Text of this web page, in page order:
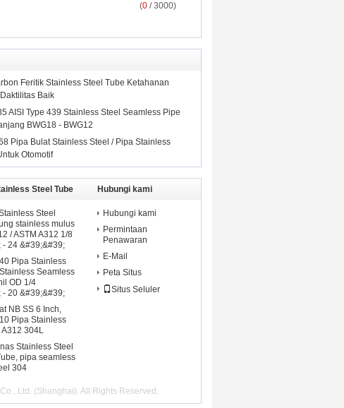
(0 / 3000)
Feritik Stainless Steel Tube Ketahanan
Baik
AISI Type 439 Stainless Steel Seamless Pipe
BWG18 - BWG12
Pipa Bulat Stainless Steel / Pipa Stainless
Otomotif
Steel Tube
Steel
stainless mulus
/ ASTM A312 1/8
- 24 &#39;&#39;
Pipa Stainless
Seamless
OD 1/4
- 20 &#39;&#39;
NB SS 6 Inch,
Pipa Stainless
A312 304L
Stainless Steel
pipa seamless
304
Hubungi kami
Hubungi kami
Permintaan
Penawaran
E-Mail
Peta Situs
Situs Seluler
Ltd. (Shanghai). All Rights Reserved.